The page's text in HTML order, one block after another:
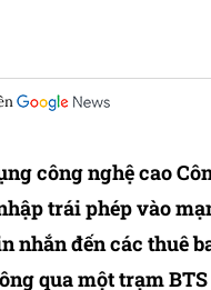
công nghệ cao
trái phép vào
nhắn đến các thuê
qua một trạm